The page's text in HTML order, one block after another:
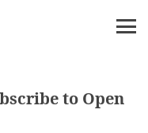
to Open